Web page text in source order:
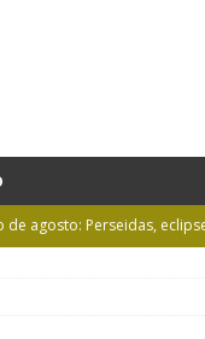
de agosto: Perseidas,